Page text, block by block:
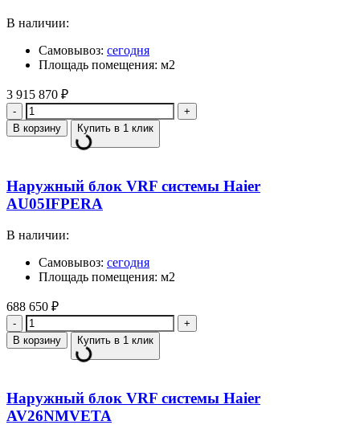
В наличии:
Самовывоз: сегодня
Площадь помещения: м2
3 915 870 ₽
Количество
В корзину Купить в 1 клик
Наружный блок VRF системы Haier
AU05IFPERA
В наличии:
Самовывоз: сегодня
Площадь помещения: м2
688 650 ₽
Количество
В корзину Купить в 1 клик
Наружный блок VRF системы Haier
AV26NMVETA